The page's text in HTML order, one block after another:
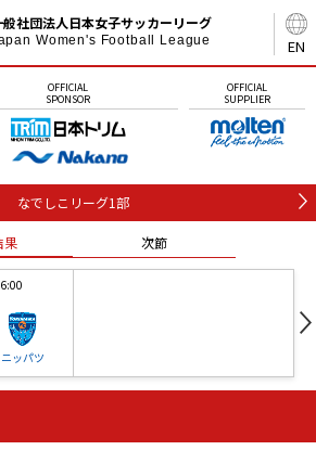
EN
般社団法人日本女子サッカーリーグ
Women's Football League
OFFICIAL
SPONSOR
OFFICIAL
SUPPLIER
なでしこリーグ1部
果 次節
ニッパツ
石人の星